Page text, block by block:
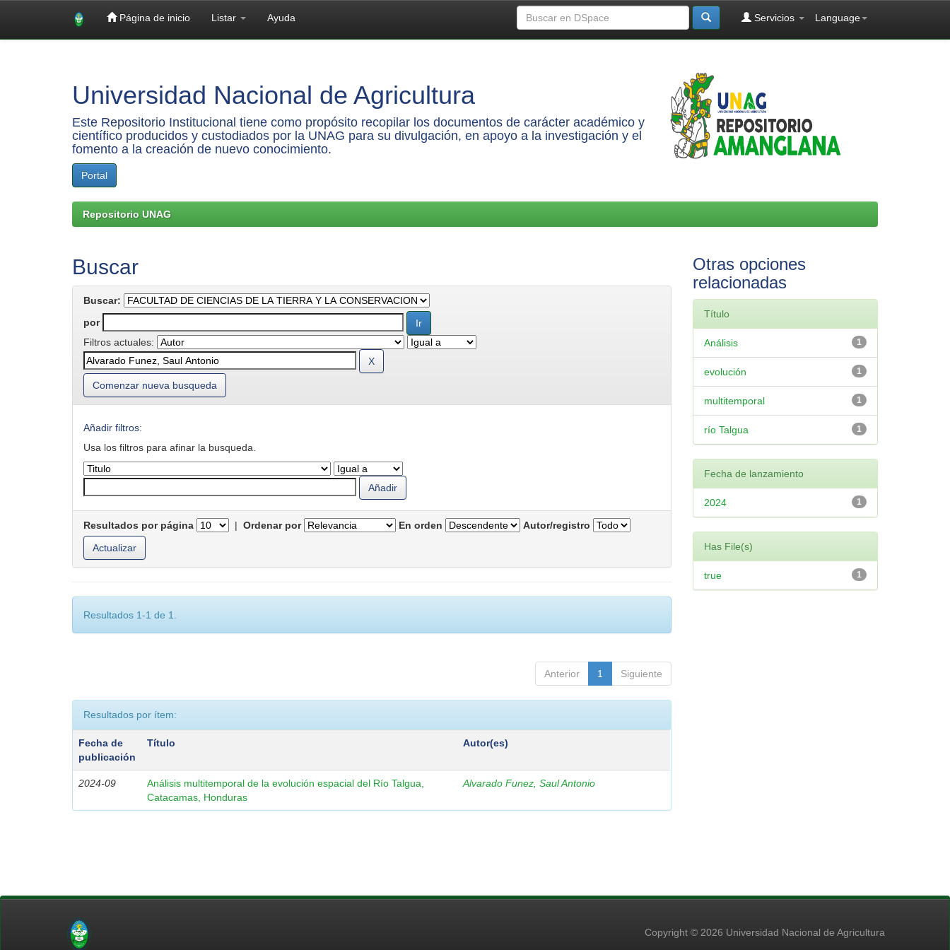
Página de inicio Listar Ayuda Language
Servicios
Universidad Nacional de Agricultura
Este Repositorio Institucional tiene como propósito recopilar los documentos de carácter académico y
científico producidos y custodiados por la UNAG para su divulgación, en apoyo a la investigación y el
fomento a la creación de nuevo conocimiento.
Portal
Repositorio UNAG
Buscar
Buscar:
por
Filtros actuales:
Comenzar nueva busqueda
Añadir filtros:
Usa los filtros para afinar la busqueda.
Resultados por página | Ordenar por En orden Autor/registro
Resultados 1-1 de 1.
Anterior 1 Siguiente
Resultados por ítem:
Fecha de
publicación
Título Autor(es)
2024-09
Análisis multitemporal de la evolución espacial del Río Talgua,
Catacamas, Honduras
Alvarado Funez, Saul Antonio
Otras opciones
relacionadas
Título
1
Análisis
1
evolución
1
multitemporal
1
río Talgua
Fecha de lanzamiento
1
2024
Has File(s)
1
true
Copyright © 2026 Universidad Nacional de Agricultura